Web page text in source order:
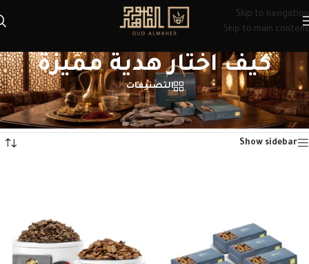
Skip to navigation
Skip to main content
كيف اختار هدية مميزة
التصنيفات
الرئيسية/منتجات تحت الوسم “كيف اختار هدية مميزة”
عرض ⁦11⁩ من كل النتائج
Show sidebar